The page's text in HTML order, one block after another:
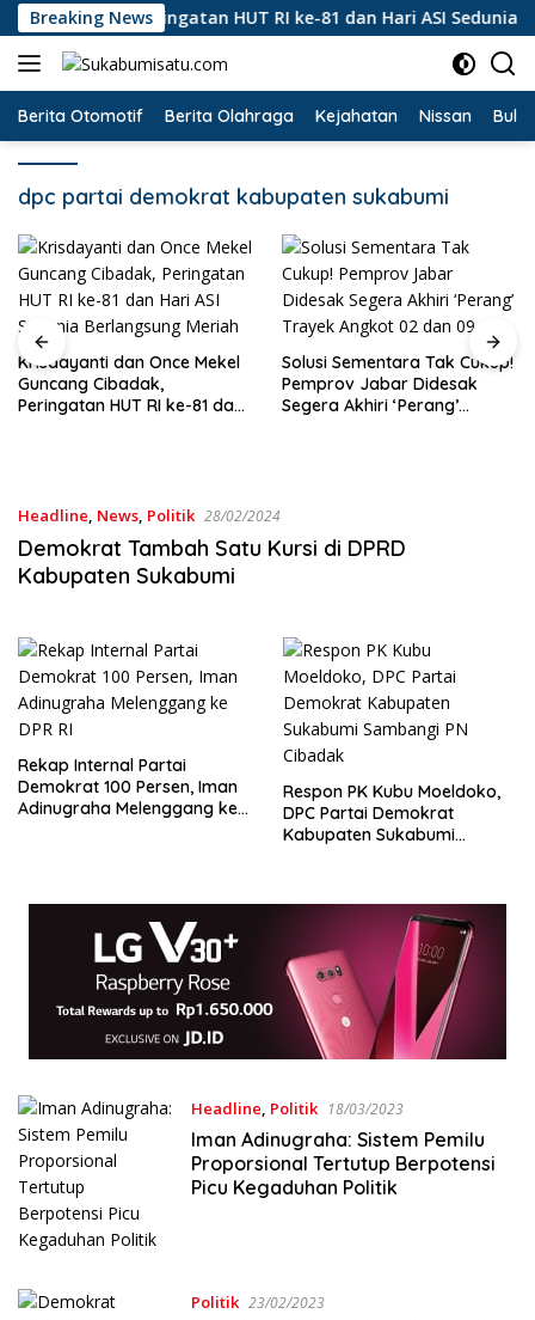
Langsung
ke
konten
Breaking News
Cibadak, Peringatan HUT RI ke-81 dan Hari ASI Sedunia
Berita Otomotif Berita Olahraga Kejahatan Nissan
dpc partai demokrat kabupaten sukabumi
Once Mekel
RI ke-81 dan
Solusi Sementara Tak Cukup!
Pemprov Jabar Didesak
Segera Akhiri ‘Perang’
Hanya
Kertas? Di
Headline, News, Politik 28/02/2024
Demokrat Tambah Satu Kursi di DPRD
Kabupaten Sukabumi
Rekap Internal Partai
Demokrat 100 Persen, Iman
Adinugraha Melenggang ke
Respon PK Kubu Moeldoko,
DPC Partai Demokrat
Kabupaten Sukabumi
Headline, Politik 18/03/2023
Iman Adinugraha: Sistem Pemilu
Proporsional Tertutup Berpotensi
Picu Kegaduhan Politik
Politik 23/02/2023